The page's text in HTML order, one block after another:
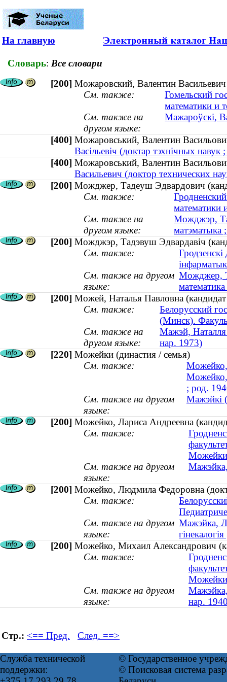
На главную
Словарь: Все словари
[200] Можаровский, Валентин
См. также:
Гомельский
математики и
См. также на
другом языке:
Мажароўскі,
[400] Можаровський, Валентин
Васільевіч (доктар тэхнічных навук
[400] Можаровський, Валентин
Васильевич (доктор технических
[200] Можджер, Тадеуш Эдвардович
См. также:
математики
См. также на
другом языке:
Можджэр,
матэматыка
[200] Можджэр, Тадэвуш Эдвардавіч
См. также:
См. также на другом
языке:
Можджер,
[200] Можей, Наталья Павловна
См. также:
Белорусский
(Минск).
См. также на
другом языке:
Мажэй, Наталля
нар. 1973)
[220] Можейки (династия / семья)
См. также:
Можейко,
Можейко,
; род.
См. также на другом
языке:
Мажэйкі
[200] Можейко, Лариса Андреевна
См. также:
Можейки
См. также на другом
языке:
[200] Можейко, Людмила Федоровна
См. также:
См. также на другом
языке:
Мажэйка,
[200] Можейко, Михаил Александрович
См. также:
Можейки
См. также на другом
языке:
Мажэйка,
нар.
Стр.: <== Пред. След. ==>
Служба технической
поддержки:
© Государственное
© Поисковая система